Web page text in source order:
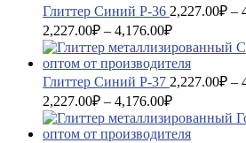
Глиттер Синий P-36 2,227.00₽ –
2,227.00₽ – 4,176.00₽
Глиттер Синий P-37 2,227.00₽ –
2,227.00₽ – 4,176.00₽